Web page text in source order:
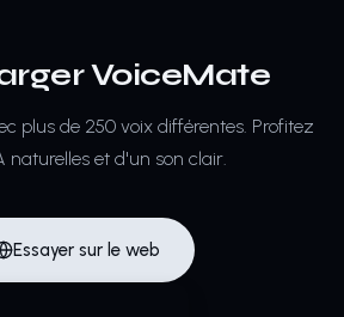
VoiceMate
plus de 250 voix différentes. Profitez
naturelles et d'un son clair.
Essayer sur le web